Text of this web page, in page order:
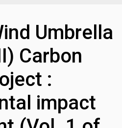
Umbrella
Carbon
:
impact